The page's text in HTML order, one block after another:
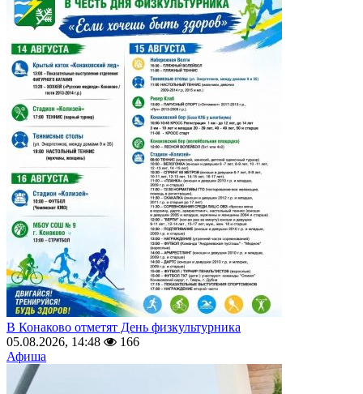
В Конаково отметят День физкультурника
05.08.2026, 14:48
166
Афиша